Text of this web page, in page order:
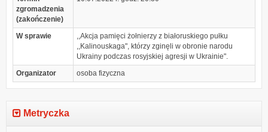
zgromadzenia
(zakończenie)
W sprawie
,,Akcja pamięci żołnierzy z białoruskiego pułku
,,Kalinouskaga", którzy zginęli w obronie narodu
Ukrainy podczas rosyjskiej agresji w Ukrainie".
Organizator
osoba fizyczna
Metryczka